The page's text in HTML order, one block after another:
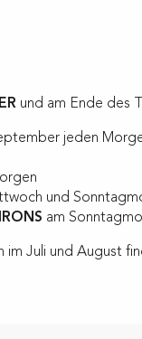
und am Ende des
jeden
und
am
im Juli und August